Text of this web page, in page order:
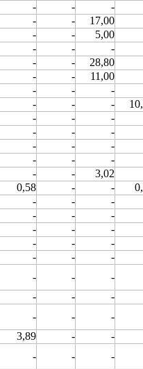
- -
-
- -
17,00
- -
5,00
- -
-
- -
28,80
- -
11,00
- -
-
- - -
- -
-
- -
-
- -
-
- -
-
- -
3,02
0,58 - -
- -
-
- -
-
- -
-
- -
-
- -
-
- -
-
- -
-
- -
-
3,89 -
-
- -
-